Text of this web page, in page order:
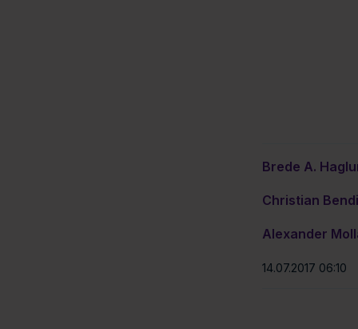
Brede A.
Christian
Alexander
14.07.2017 06:10